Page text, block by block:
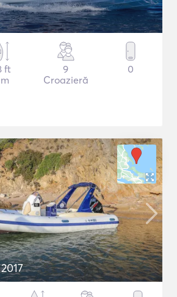
ft
9
Croazieră
0